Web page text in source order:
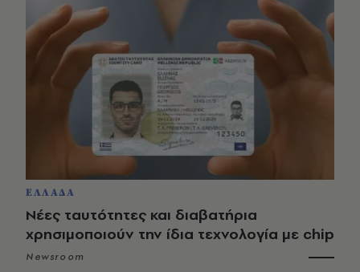
ΕΛΛΑΔΑ
Νέες ταυτότητες και διαβατήρια
χρησιμοποιούν την ίδια τεχνολογία με chip
Newsroom